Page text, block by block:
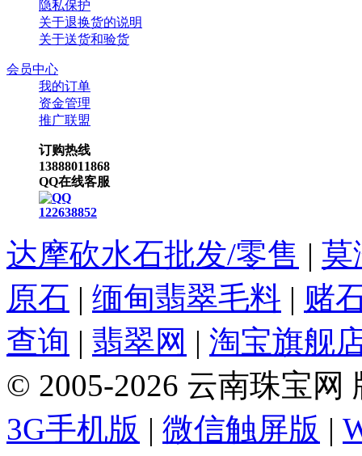
隐私保护
关于退换货的说明
关于送货和验货
会员中心
我的订单
资金管理
推广联盟
订购热线
13888011868
QQ在线客服
122638852
达摩砍水石批发/零售 | 莫
原石 | 缅甸翡翠毛料 | 赌
查询 | 翡翠网 | 淘宝旗舰
© 2005-2026 云南珠宝网
3G手机版 | 微信触屏版 |